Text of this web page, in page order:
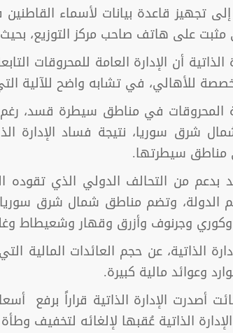
تجهيز قاعدة بيانات لأسماء
على هاتف صاحب مركز التوزيع، بحيث
الذاتية أن الإدارة العامة
للأهالي، في تشابه واضح للآلية
المحروقات في مناطق سيطرة قسد،
شرق سوريا، نتيجة فساد الإدارة
سيطرتها.
من التحالف الدولي الذي تقوده
وكوري وجرنوف وأزرق وقهار وشعيطاط
الذاتية، عن حجم العائدات
وعوائد مالية كبيرة.
أصدرت الإدارة الذاتية قراراً
الذاتية عُقبها لإلغائه لتخفيف